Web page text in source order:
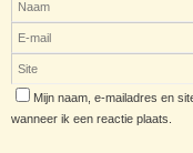
Mijn naam, e-mailadres en
wanneer ik een reactie plaats.